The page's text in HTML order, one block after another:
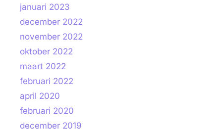
januari 2023
december 2022
november 2022
oktober 2022
maart 2022
februari 2022
april 2020
februari 2020
december 2019